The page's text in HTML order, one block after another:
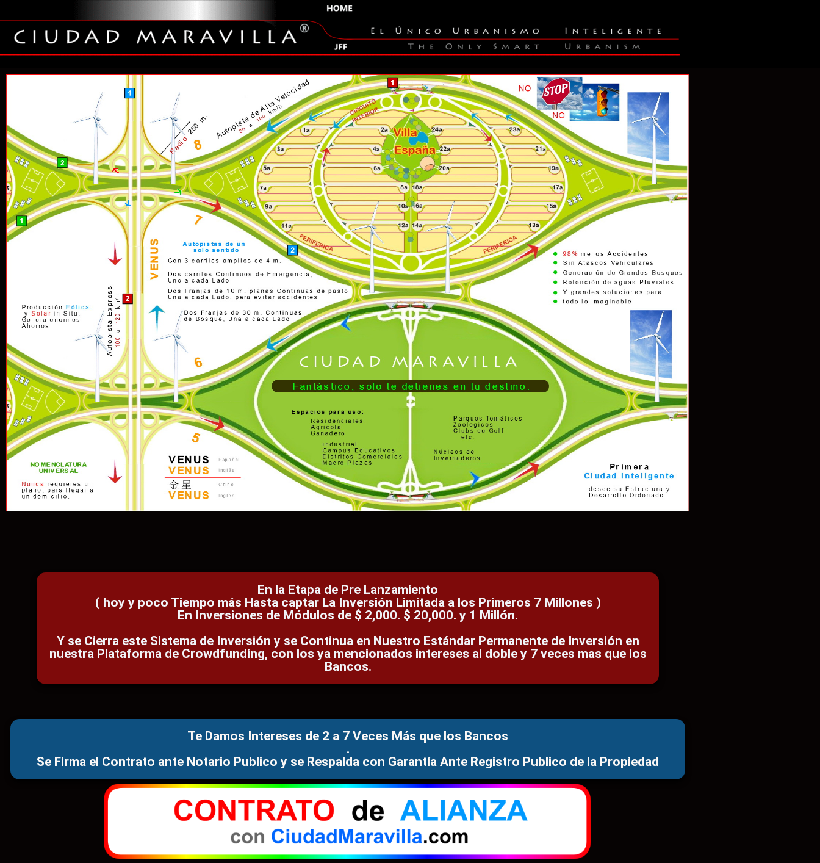
En la Etapa de Pre Lanzamiento
( hoy y poco Tiempo más Hasta captar La Inversión Limitada a los Primeros 7 Millones )
En Inversiones de Módulos de $ 2,000. $ 20,000. y 1 Millón.
Y se Cierra este Sistema de Inversión y se Continua en Nuestro Estándar Permanente de Inversión en
nuestra Plataforma de Crowdfunding, con los ya mencionados intereses al doble y 7 veces mas que los
Bancos.
Te Damos Intereses de 2 a 7 Veces Más que los Bancos
.
Se Firma el Contrato ante Notario Publico y se Respalda con Garantía Ante Registro Publico de la Propiedad